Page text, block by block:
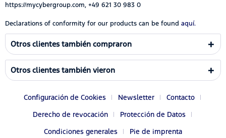
https://mycybergroup.com, +49 621 30 983 0
Declarations of conformity for our products can be found aquí.
Otros clientes también compraron
Otros clientes también vieron
Configuración de Cookies Newsletter
Contacto
Derecho de revocación
Protección de Datos
Condiciones generales
Pie de imprenta